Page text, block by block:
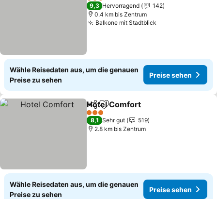
3 Sterne
9,3 Hervorragend
142
0.4 km bis Zentrum
Balkone mit Stadtblick
Wähle Reisedaten aus, um die genauen
Preise zu sehen
Preise sehen
TeilenZu Favoriten hinzufügen
Hotel Comfort
3 Sterne
8,1 Sehr gut
519
2.8 km bis Zentrum
Wähle Reisedaten aus, um die genauen
Preise zu sehen
Preise sehen